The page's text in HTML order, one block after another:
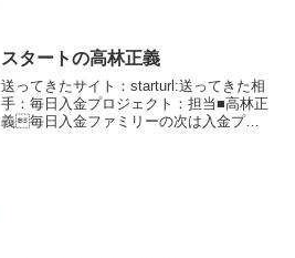
スタートの高林正義
送ってきたサイト：starturl:送ってきた相
手：毎日入金プロジェクト：担当■高林正
義毎日入金ファミリーの次は入金プロ